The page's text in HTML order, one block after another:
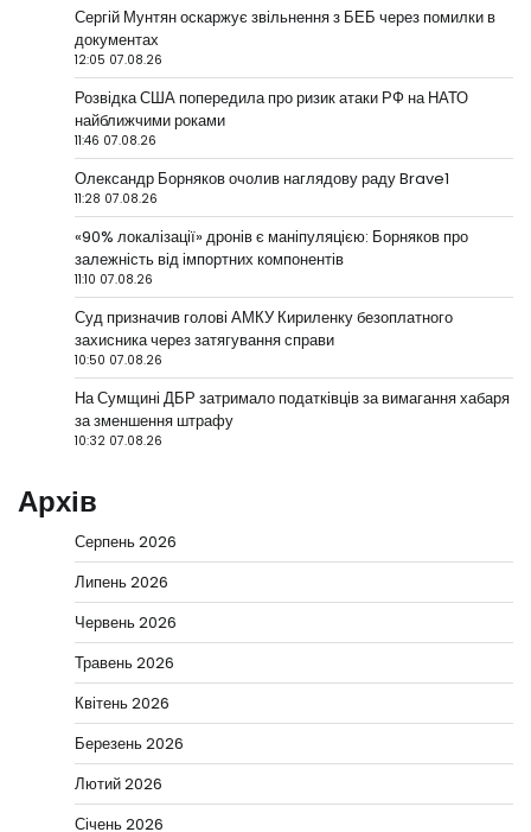
Сергій Мунтян оскаржує звільнення з БЕБ через помилки в
документах
12:05 07.08.26
Розвідка США попередила про ризик атаки РФ на НАТО
найближчими роками
11:46 07.08.26
Олександр Борняков очолив наглядову раду Brave1
11:28 07.08.26
«90% локалізації» дронів є маніпуляцією: Борняков про
залежність від імпортних компонентів
11:10 07.08.26
Суд призначив голові АМКУ Кириленку безоплатного
захисника через затягування справи
10:50 07.08.26
На Сумщині ДБР затримало податківців за вимагання хабаря
за зменшення штрафу
10:32 07.08.26
Архів
Серпень 2026
Липень 2026
Червень 2026
Травень 2026
Квітень 2026
Березень 2026
Лютий 2026
Січень 2026